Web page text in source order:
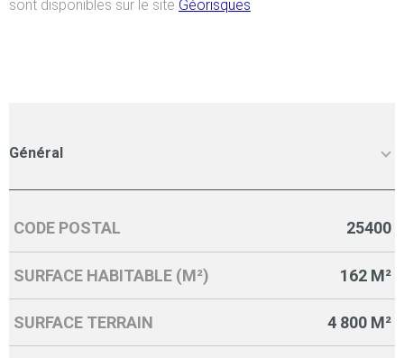
sont disponibles sur le site Géorisques
Général
Caractérisque Valeurs
CODE POSTAL 25400
SURFACE HABITABLE (M²) 162 M²
SURFACE TERRAIN 4 800 M²